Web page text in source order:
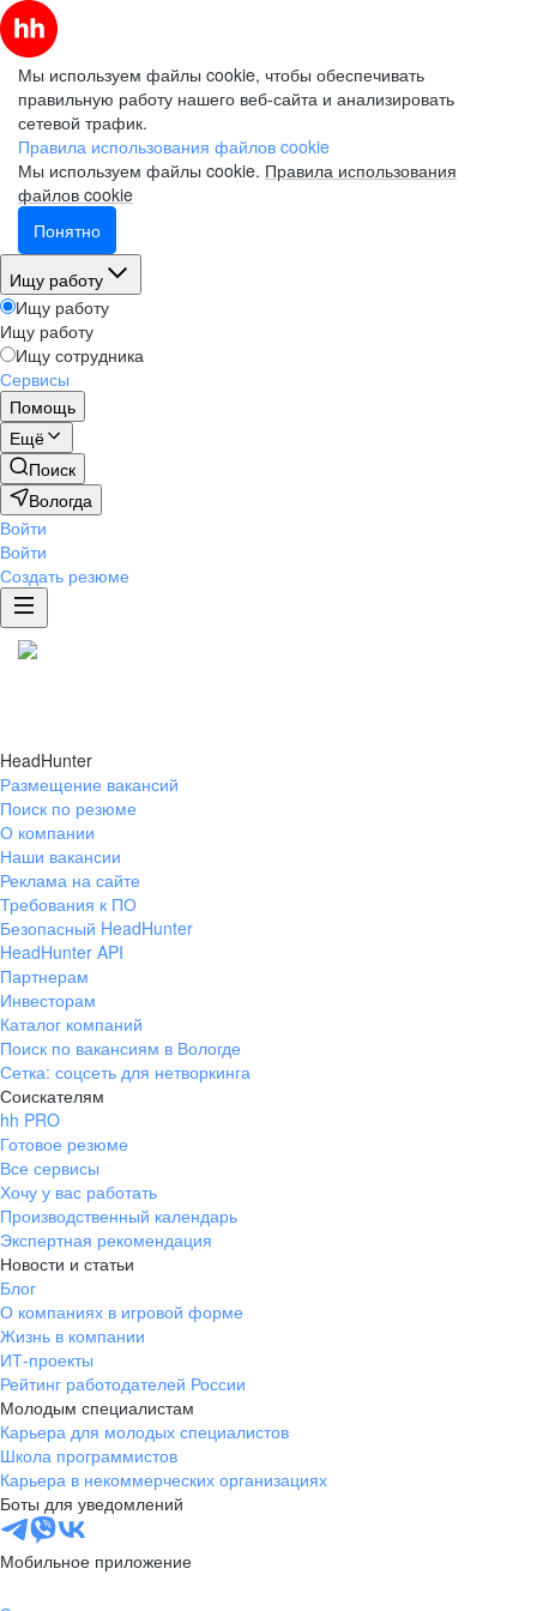
Мы используем файлы cookie, чтобы обеспечивать
правильную работу нашего веб-сайта и анализировать
сетевой трафик.
Правила использования файлов cookie
Мы используем файлы cookie. Правила использования
файлов cookie
Понятно
Ищу работу
Ищу работу
Ищу работу
Ищу сотрудника
Сервисы
Помощь
Ещё
Поиск
Вологда
Войти
Войти
Создать резюме
HeadHunter
Размещение вакансий
Поиск по резюме
О компании
Наши вакансии
Реклама на сайте
Требования к ПО
Безопасный HeadHunter
HeadHunter API
Партнерам
Инвесторам
Каталог компаний
Поиск по вакансиям в Вологде
Сетка: соцсеть для нетворкинга
Соискателям
hh PRO
Готовое резюме
Все сервисы
Хочу у вас работать
Производственный календарь
Экспертная рекомендация
Новости и статьи
Блог
О компаниях в игровой форме
Жизнь в компании
ИТ-проекты
Рейтинг работодателей России
Молодым специалистам
Карьера для молодых специалистов
Школа программистов
Карьера в некоммерческих организациях
Боты для уведомлений
Мобильное приложение